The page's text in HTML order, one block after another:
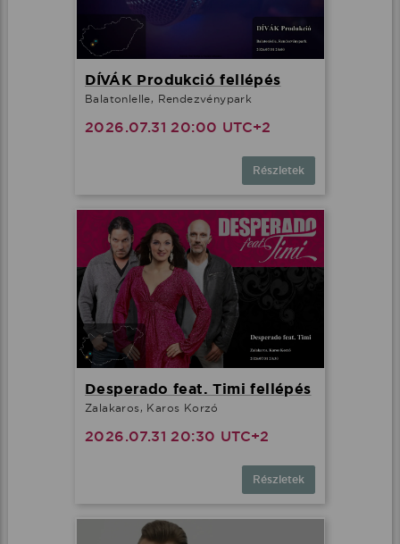
DÍVÁK Produkció fellépés
Balatonlelle, Rendezvénypark
2026.07.31 20:00 UTC+2
Részletek
Desperado feat. Timi fellépés
Zalakaros, Karos Korzó
2026.07.31 20:30 UTC+2
Részletek